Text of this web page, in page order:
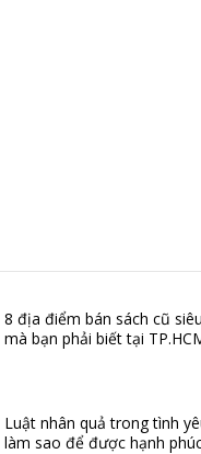
8 địa điểm bán sách cũ
mà bạn phải biết tại
Luật nhân quả trong tình
làm sao để được hạnh